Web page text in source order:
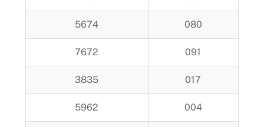
5674 080
7672 091
3835 017
5962 004